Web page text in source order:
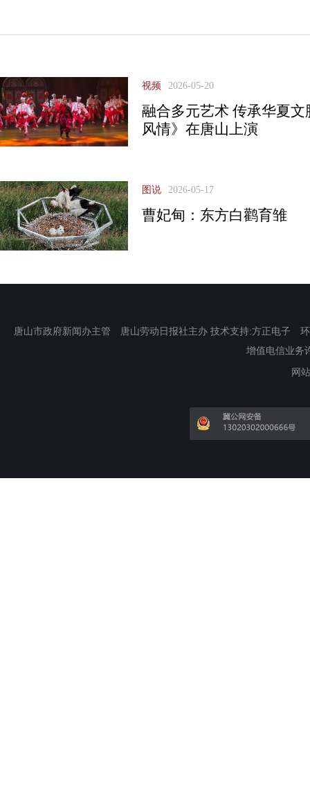
视频 2026-05-20
融合多元艺术 传承华夏
风情》在唐山上演
图说 2026-05-17
曹妃甸：东方白鹳育雏
唐山市政府新闻办主管 唐山劳动日报社主办 技术支持:方正电子
增值电信业务
网